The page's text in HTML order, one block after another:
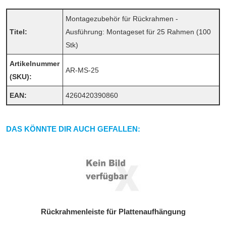
Titel:
Montagezubehör für Rückrahmen -
Ausführung: Montageset für 25 Rahmen (100
Stk)
Artikelnummer
(SKU):
AR-MS-25
EAN: 4260420390860
DAS KÖNNTE DIR AUCH GEFALLEN:
Rückrahmenleiste für Plattenaufhängung